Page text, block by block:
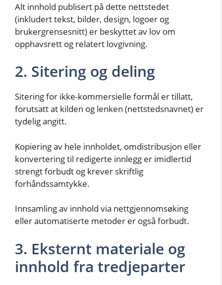
Alt innhold publisert på dette nettstedet
(inkludert tekst, bilder, design, logoer og
brukergrensesnitt) er beskyttet av lov om
opphavsrett og relatert lovgivning.
2. Sitering og deling
Sitering for ikke-kommersielle formål er tillatt,
forutsatt at kilden og lenken (nettstedsnavnet) er
tydelig angitt.
Kopiering av hele innholdet, omdistribusjon eller
konvertering til redigerte innlegg er imidlertid
strengt forbudt og krever skriftlig
forhåndssamtykke.
Innsamling av innhold via nettgjennomsøking
eller automatiserte metoder er også forbudt.
3. Eksternt materiale og
innhold fra tredjeparter